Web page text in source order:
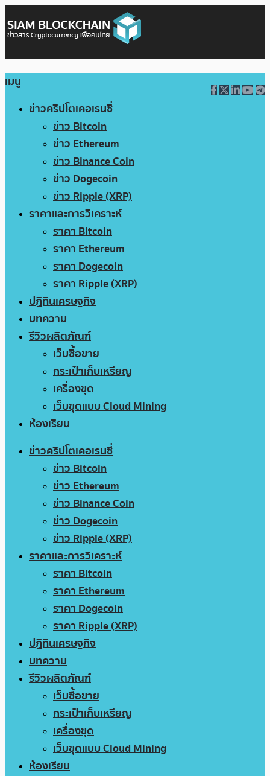
เมนู
ข่าวคริปโตเคอเรนซี่
ข่าว Bitcoin
ข่าว Ethereum
ข่าว Binance Coin
ข่าว Dogecoin
ข่าว Ripple (XRP)
ราคาและการวิเคราะห์
ราคา Bitcoin
ราคา Ethereum
ราคา Dogecoin
ราคา Ripple (XRP)
ปฏิทินเศรษฐกิจ
บทความ
รีวิวผลิตภัณฑ์
เว็บซื้อขาย
กระเป๋าเก็บเหรียญ
เครื่องขุด
เว็บขุดแบบ Cloud Mining
ห้องเรียน
ข่าวคริปโตเคอเรนซี่
ข่าว Bitcoin
ข่าว Ethereum
ข่าว Binance Coin
ข่าว Dogecoin
ข่าว Ripple (XRP)
ราคาและการวิเคราะห์
ราคา Bitcoin
ราคา Ethereum
ราคา Dogecoin
ราคา Ripple (XRP)
ปฏิทินเศรษฐกิจ
บทความ
รีวิวผลิตภัณฑ์
เว็บซื้อขาย
กระเป๋าเก็บเหรียญ
เครื่องขุด
เว็บขุดแบบ Cloud Mining
ห้องเรียน